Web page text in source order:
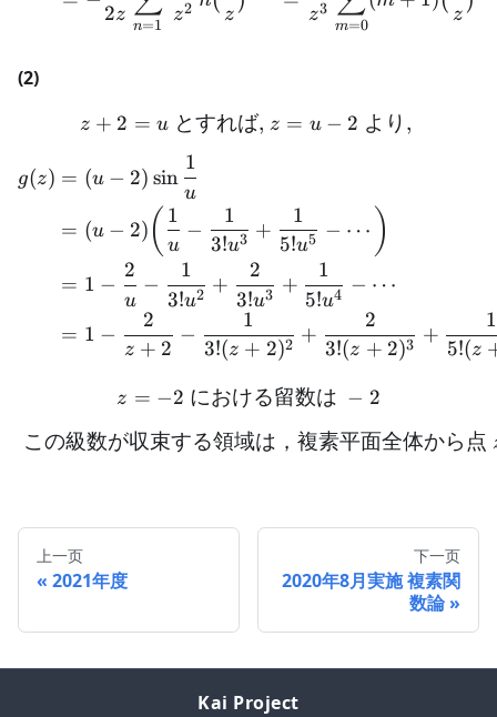
2z
n=1
z2 z z3
m=0
z
(2)
z + 2 = u \text{ とすれ
z + 2 = u とすれば, z = u − 2 より ,
g(z) = (u − 2) sin
u
1
= (u − 2) ( u
1
−
3!u3
1
+
5!u5
1
− ⋯ )
= 1 −
u
2
−
3!u2
1
+
3!u3
2
+
5!u4
1
− ⋯
= 1 −
z + 2
2
−
3!(z + 2)2
1
+
3!(z + 2)3
2
+
5!(z
1
z = -2 \text{ における留
z = −2 における留数は − 2
\text{ この級数が収束す
この級数が収束する領域は，複素平面全体から点
上一页
2021年度
下一页
2020年8月実施 複素関
数論
Kai Project